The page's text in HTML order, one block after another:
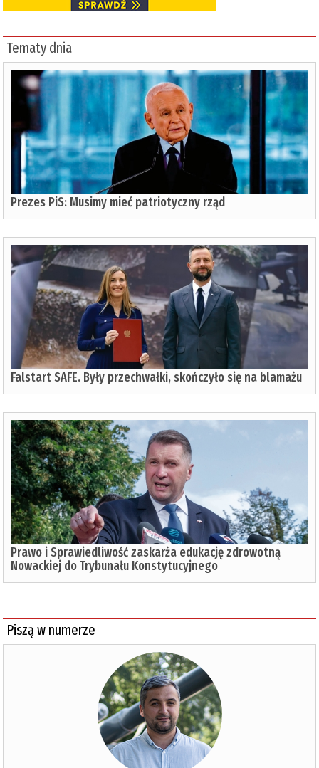
Tematy dnia
Prezes PiS: Musimy mieć patriotyczny rząd
Falstart SAFE. Były przechwałki, skończyło się na blamażu
Prawo i Sprawiedliwość zaskarża edukację zdrowotną
Nowackiej do Trybunału Konstytucyjnego
Piszą w numerze